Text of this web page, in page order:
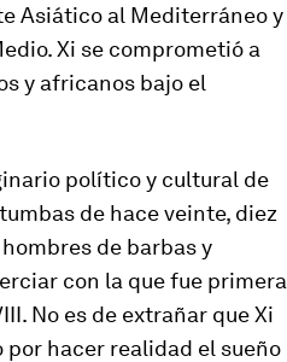
Asiático al Mediterráneo y
Xi se comprometió a
y africanos bajo el
político y cultural de
de hace veinte, diez
de barbas y
con la que fue primera
No es de extrañar que Xi
hacer realidad el sueño